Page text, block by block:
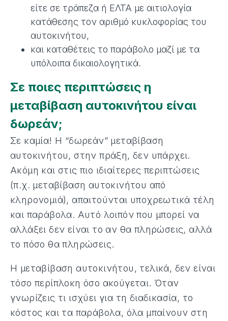
είτε σε τράπεζα ή ΕΛΤΑ με αιτιολογία
κατάθεσης τον αριθμό κυκλοφορίας του
αυτοκινήτου,
και καταθέτεις το παράβολο μαζί με τα
υπόλοιπα δικαιολογητικά.
Σε ποιες περιπτώσεις η
μεταβίβαση αυτοκινήτου είναι
δωρεάν;
Σε καμία! Η “δωρεάν” μεταβίβαση
αυτοκινήτου, στην πράξη, δεν υπάρχει.
Ακόμη και στις πιο ιδιαίτερες περιπτώσεις
(π.χ. μεταβίβαση αυτοκινήτου από
κληρονομιά), απαιτούνται υποχρεωτικά τέλη
και παράβολα. Αυτό λοιπόν που μπορεί να
αλλάξει δεν είναι το αν θα πληρώσεις, αλλά
το πόσο θα πληρώσεις.
Η μεταβίβαση αυτοκινήτου, τελικά, δεν είναι
τόσο περίπλοκη όσο ακούγεται. Όταν
γνωρίζεις τι ισχύει για τη διαδικασία, το
κόστος και τα παράβολα, όλα μπαίνουν στη